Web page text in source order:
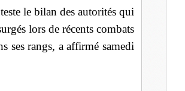
le bilan des autorités qui
lors de récents combats
ses rangs, a affirmé samedi